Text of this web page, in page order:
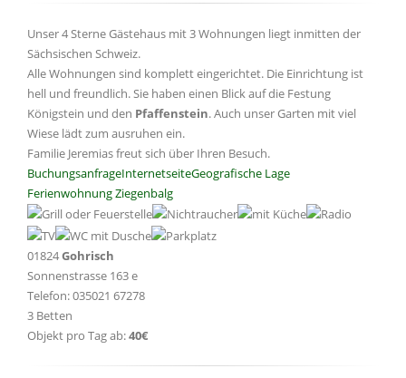
Unser 4 Sterne Gästehaus mit 3 Wohnungen liegt inmitten der
Sächsischen Schweiz.
Alle Wohnungen sind komplett eingerichtet. Die Einrichtung ist
hell und freundlich. Sie haben einen Blick auf die Festung
Königstein und den Pfaffenstein. Auch unser Garten mit viel
Wiese lädt zum ausruhen ein.
Familie Jeremias freut sich über Ihren Besuch.
BuchungsanfrageInternetseiteGeografische Lage
Ferienwohnung Ziegenbalg
01824Gohrisch
Sonnenstrasse 163 e
Telefon: 035021 67278
3 Betten
Objekt pro Tag ab:40€